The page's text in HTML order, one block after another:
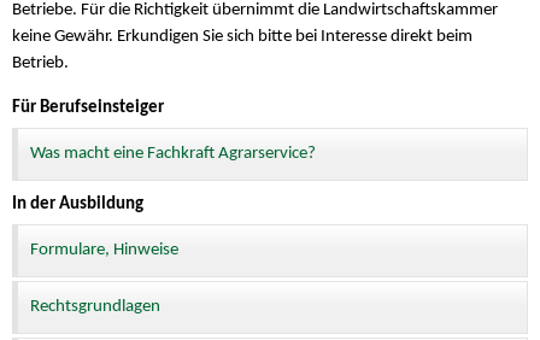
Betriebe. Für die Richtigkeit übernimmt die Landwirtschaftskammer
keine Gewähr. Erkundigen Sie sich bitte bei Interesse direkt beim
Betrieb.
Für Berufseinsteiger
Was macht eine Fachkraft Agrarservice?
In der Ausbildung
Formulare, Hinweise
Rechtsgrundlagen